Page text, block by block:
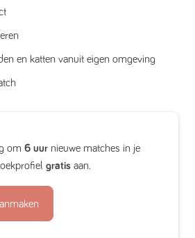
en katten vanuit eigen omgeving
om 6 uur nieuwe matches in je
gratis aan.